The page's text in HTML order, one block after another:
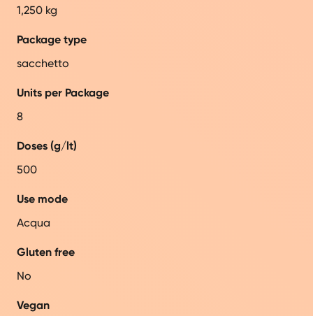
1,250 kg
Package type
sacchetto
Units per Package
8
Doses (g/lt)
500
Use mode
Acqua
Gluten free
No
Vegan